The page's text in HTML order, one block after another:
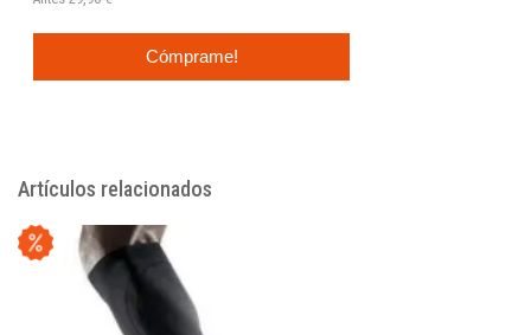
Cómprame!
Artículos relacionados